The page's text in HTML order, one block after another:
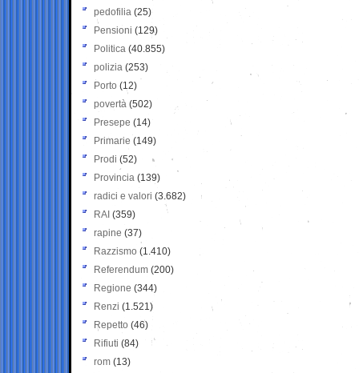
pedofilia (25)
Pensioni (129)
Politica (40.855)
polizia (253)
Porto (12)
povertà (502)
Presepe (14)
Primarie (149)
Prodi (52)
Provincia (139)
radici e valori (3.682)
RAI (359)
rapine (37)
Razzismo (1.410)
Referendum (200)
Regione (344)
Renzi (1.521)
Repetto (46)
Rifiuti (84)
rom (13)